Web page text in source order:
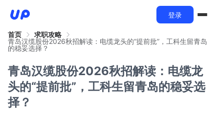
登录
首页
求职攻略
青岛汉缆股份2026秋招解读：电缆龙头的“提前批”，工科生留青岛
的稳妥选择？
青岛汉缆股份2026秋招解读：电缆龙
头的“提前批”，工科生留青岛的稳妥选
择？